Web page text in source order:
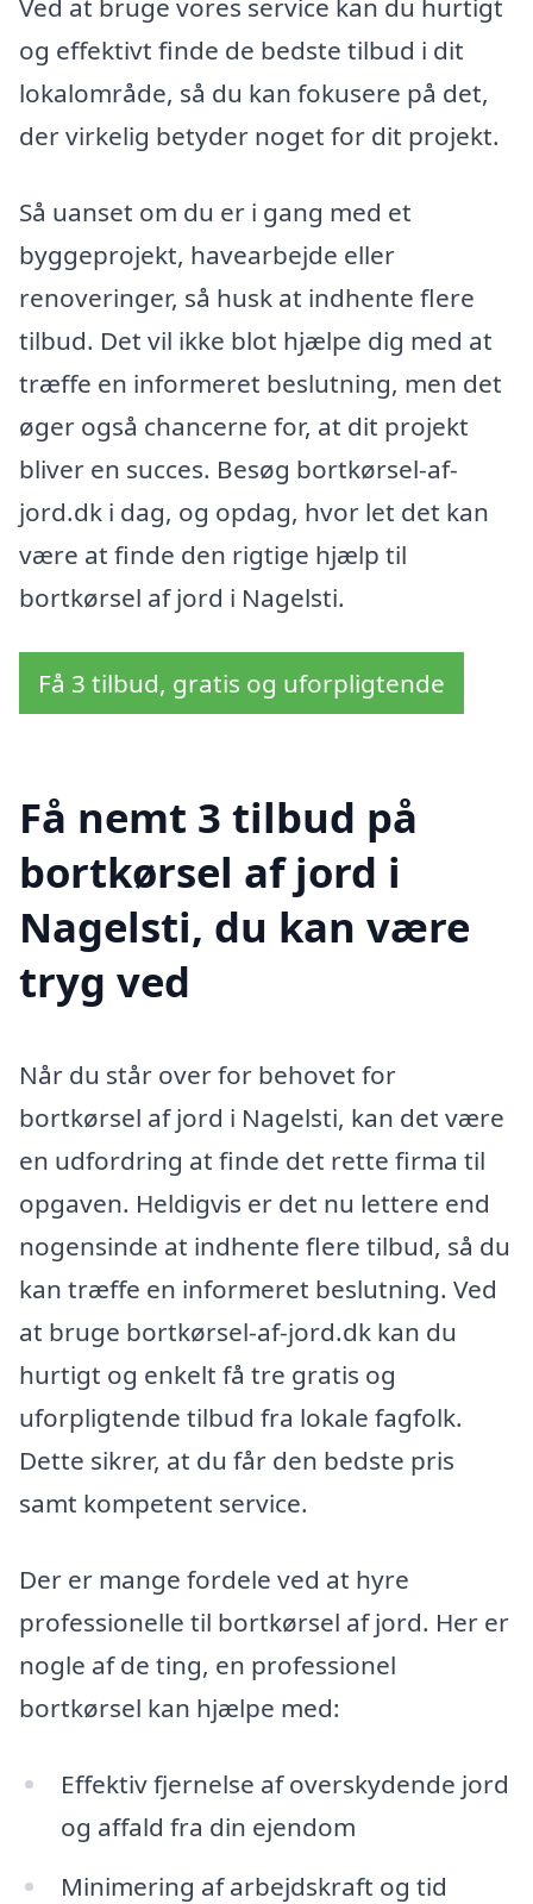
Ved at bruge vores service kan du hurtigt
og effektivt finde de bedste tilbud i dit
lokalområde, så du kan fokusere på det,
der virkelig betyder noget for dit projekt.
Så uanset om du er i gang med et
byggeprojekt, havearbejde eller
renoveringer, så husk at indhente flere
tilbud. Det vil ikke blot hjælpe dig med at
træffe en informeret beslutning, men det
øger også chancerne for, at dit projekt
bliver en succes. Besøg bortkørsel-af-
jord.dk i dag, og opdag, hvor let det kan
være at finde den rigtige hjælp til
bortkørsel af jord i Nagelsti.
Få 3 tilbud, gratis og uforpligtende
Få nemt 3 tilbud på
bortkørsel af jord i
Nagelsti, du kan være
tryg ved
Når du står over for behovet for
bortkørsel af jord i Nagelsti, kan det være
en udfordring at finde det rette firma til
opgaven. Heldigvis er det nu lettere end
nogensinde at indhente flere tilbud, så du
kan træffe en informeret beslutning. Ved
at bruge bortkørsel-af-jord.dk kan du
hurtigt og enkelt få tre gratis og
uforpligtende tilbud fra lokale fagfolk.
Dette sikrer, at du får den bedste pris
samt kompetent service.
Der er mange fordele ved at hyre
professionelle til bortkørsel af jord. Her er
nogle af de ting, en professionel
bortkørsel kan hjælpe med:
Effektiv fjernelse af overskydende jord
og affald fra din ejendom
Minimering af arbejdskraft og tid